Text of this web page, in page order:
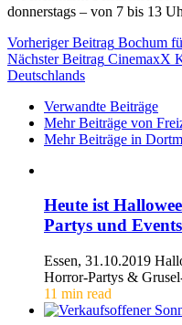
donnerstags – von 7 bis 13
Vorheriger Beitrag Bochum
Nächster Beitrag CinemaxX
Deutschlands
Verwandte Beiträge
Mehr Beiträge von
Mehr Beiträge in
Heute ist
Partys und
Essen, 31.10.2019
Horror-Partys &
11 min read